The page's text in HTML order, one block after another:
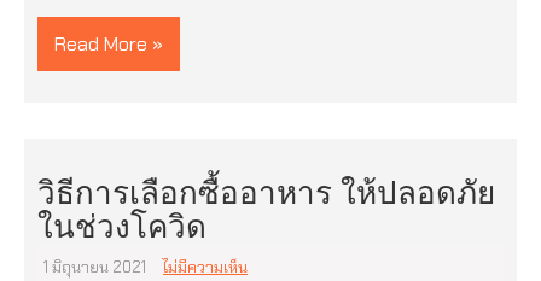
Read More »
วิธีการเลือกซื้ออาหาร ให้ปลอดภัย
ในช่วงโควิด
1 มิถุนายน 2021 ไม่มีความเห็น